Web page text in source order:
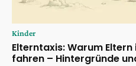
Kinder
Elterntaxis: Warum
fahren – Hintergründe